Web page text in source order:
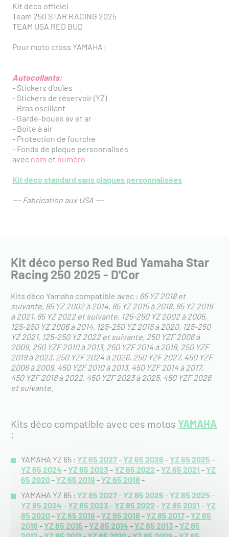
Kit déco officiel
Team 250 STAR RACING 2025
TEAM USA RED BUD
Pour moto cross YAMAHA:
Autocollants:
- Stickers d'ouïes
- Stickers de réservoir (YZ)
- Bras oscillant
- Garde-boues av et ar
- Boite à air
- Protection de fourche
- Fonds de plaque personnalisés
avec nom et numéro
Kit déco standard sans plaques personnalisées
--- Fabrication aux USA ---
Kit déco perso Red Bud Yamaha Star
Racing 250 2025 - D'Cor
Kits déco Yamaha compatible avec : 65 YZ 2018 et
suivante 85 YZ 2002 à 2014 85 YZ 2015 à 2018 85 YZ 2019
à 2021 85 YZ 2022 et suivante 125-250 YZ 2002 à 2005
125-250 YZ 2006 à 2014 125-250 YZ 2015 à 2020 125-250
YZ 2021 125-250 YZ 2022 et suivante 250 YZF 2006 à
2009 250 YZF 2010 à 2013 250 YZF 2014 à 2018 250 YZF
2019 à 2023 250 YZF 2024 à 2026 250 YZF 2027 450 YZF
2006 à 2009 450 YZF 2010 à 2013 450 YZF 2014 à 2017
450 YZF 2018 à 2022 450 YZF 2023 à 2025 450 YZF 2026
et suivante
Kits déco compatible avec ces motosYAMAHA
:
YAMAHA YZ 65 :YZ 65 2027-YZ 65 2026 -YZ 65 2025 -
YZ 65 2024 -YZ 65 2023 -YZ 65 2022-YZ 65 2021 -YZ
65 2020-YZ 65 2019 -YZ 65 2018 -
YAMAHA YZ 85 :YZ 85 2027-YZ 85 2026 -YZ 85 2025 -
YZ 85 2024 -YZ 85 2023 -YZ 85 2022-YZ 85 2021 -YZ
85 2020-YZ 85 2019 -YZ 85 2018 -YZ 85 2017-YZ 85
2016 -YZ 85 2015 -YZ 85 2014 -YZ 85 2013 -YZ 85